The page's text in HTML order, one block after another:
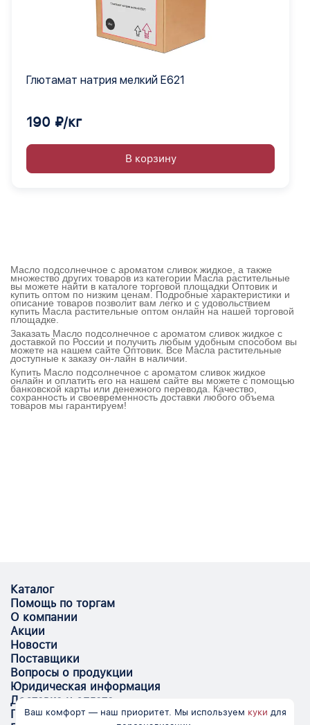
Глютамат натрия мелкий Е621
190 ₽/кг
В корзину
Масло подсолнечное с ароматом сливок жидкое, а также
множество других товаров из категории Масла растительные
вы можете найти в каталоге торговой площадки Оптовик и
купить оптом по низким ценам. Подробные характеристики и
описание товаров позволит вам легко и с удовольствием
купить Масла растительные оптом онлайн на нашей торговой
площадке.
Заказать Масло подсолнечное с ароматом сливок жидкое с
доставкой по России и получить любым удобным способом вы
можете на нашем сайте Оптовик. Все Масла растительные
доступные к заказу он-лайн в наличии.
Купить Масло подсолнечное с ароматом сливок жидкое
онлайн и оплатить его на нашем сайте вы можете с помощью
банковской карты или денежного перевода. Качество,
сохранность и своевременность доставки любого объема
товаров мы гарантируем!
Каталог
Помощь по торгам
О компании
Акции
Новости
Поставщики
Вопросы о продукции
Юридическая информация
Доставка и оплата
Поставщикам
Ваш комфорт — наш приоритет. Мы используем куки для